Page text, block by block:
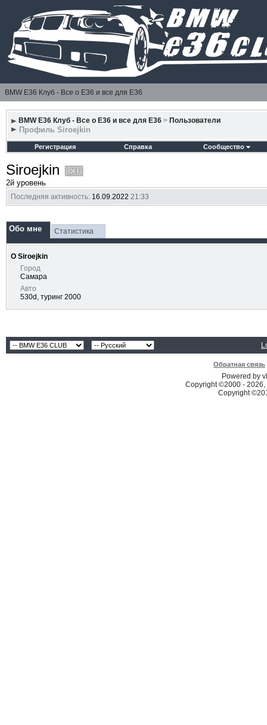
BMW E36 Клуб - Все о Е36 и все для Е36
BMW E36 Клуб - Все о Е36 и все для Е36 > Пользователи
Профиль Siroejkin
Регистрация Справка Сообщество
Siroejkin
2й уровень
Последняя активность:16.09.2022 21:33
Обо мне Статистика
О Siroejkin
Город
Самара
Авто
530d, туринг 2000
Обратная связь
Powered by
Copyright ©2000 -
Copyright